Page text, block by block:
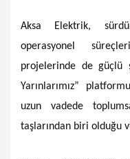
Aksa Elektrik,
operasyonel
projelerinde de güçlü
Yarınlarımız”
uzun vadede
taşlarından biri olduğu